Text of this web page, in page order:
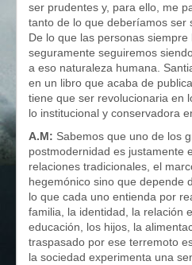
ser prudentes y, para ello, me
tanto de lo que deberíamos ser
De lo que las personas siempre
seguramente seguiremos
a eso naturaleza humana.
en un libro que acaba de
tiene que ser revolucionaria en
lo institucional y conservadora
A.M: Sabemos que uno de los
postmodernidad es justamente
relaciones tradicionales, el
hegemónico sino que depende
lo que cada uno entienda por
familia, la identidad, la relación
educación, los hijos, la
traspasado por ese terremoto
la sociedad experimenta una